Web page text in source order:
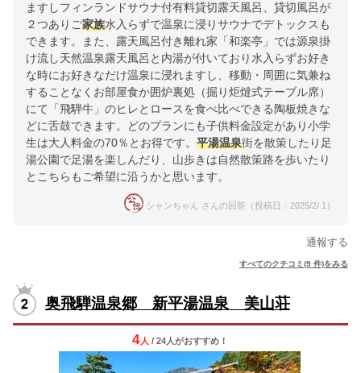
ますしフィンランドサウナ付有料貸切露天風呂、貸切風呂が
２つありご家族水入らずで温泉に浸りサウナでデトックスも
できます。また、露天風呂付き離れ家「和楽亭」では源泉掛
け流し天然温泉露天風呂と内湯が付いており水入らずお好き
な時にお好きなだけ温泉に浸れますし、移動・周囲に気兼ね
することなくお部屋食か囲炉裏処（掘り炬燵式テーブル席）
にて「飛騨牛」のヒレとロースを食べ比べできる陶板焼きな
どに舌鼓できます。どのプランにも子供料金設定があり小学
生は大人料金の70％とお得です。 平湯温泉街を散策したり足
湯公園で足湯を楽しんだり、山歩きは自然散策路を歩いたり
とこちらもご希望に沿うかと思います。
シャンちゃん さんの回答（投稿日：2025/2/ 1）
通報する
すべてのクチコミ(9 件)をみる
奥飛騨温泉郷 新平湯温泉 美山荘
4人 / 24人がおすすめ！